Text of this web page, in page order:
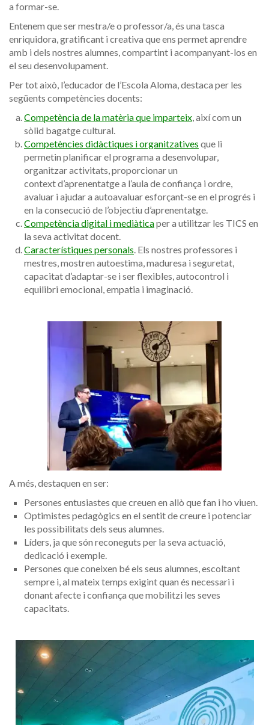
a formar-se.
Entenem que ser mestra/e o professor/a, és una tasca
enriquidora, gratificant i creativa que ens permet aprendre
amb i dels nostres alumnes, compartint i acompanyant-los en
el seu desenvolupament.
Per tot això, l’educador de l’Escola Aloma, destaca per les
següents competències docents:
Competència de la matèria que imparteix, així com un
sòlid bagatge cultural.
Competències didàctiques i organitzatives que li
permetin planificar el programa a desenvolupar,
organitzar activitats, proporcionar un
context d’aprenentatge a l’aula de confiança i ordre,
avaluar i ajudar a autoavaluar esforçant-se en el progrés i
en la consecució de l’objectiu d’aprenentatge.
Competència digital i mediàticaper a utilitzar les TICS en
la seva activitat docent.
Característiques personals. Els nostres professores i
mestres, mostren autoestima, maduresa i seguretat,
capacitat d’adaptar-se i ser flexibles, autocontrol i
equilibri emocional, empatia i imaginació.
A més, destaquen en ser:
Persones entusiastes que creuen en allò que fan i ho viuen.
Optimistes pedagògics en el sentit de creure i potenciar
les possibilitats dels seus alumnes.
Líders, ja que són reconeguts per la seva actuació,
dedicació i exemple.
Persones que coneixen bé els seus alumnes, escoltant
sempre i, al mateix temps exigint quan és necessari i
donant afecte i confiança que mobilitzi les seves
capacitats.